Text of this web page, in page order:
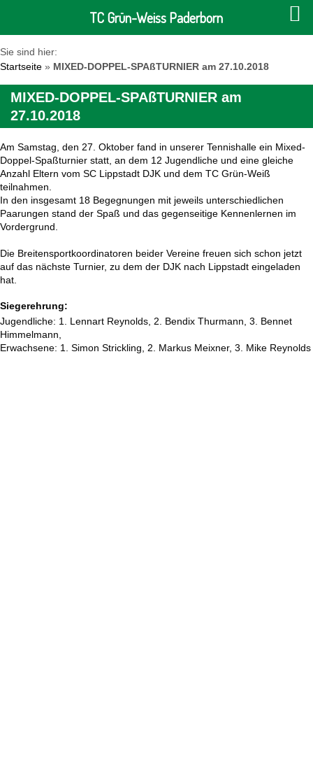
Sie sind hier:
Startseite » MIXED-DOPPEL-SPAßTURNIER am 27.10.2018
MIXED-DOPPEL-SPAßTURNIER am
27.10.2018
Am Samstag, den 27. Oktober fand in unserer Tennishalle ein Mixed-
Doppel-Spaßturnier statt, an dem 12 Jugendliche und eine gleiche
Anzahl Eltern vom SC Lippstadt DJK und dem TC Grün-Weiß
teilnahmen.
In den insgesamt 18 Begegnungen mit jeweils unterschiedlichen
Paarungen stand der Spaß und das gegenseitige Kennenlernen im
Vordergrund.
Die Breitensportkoordinatoren beider Vereine freuen sich schon jetzt
auf das nächste Turnier, zu dem der DJK nach Lippstadt eingeladen
hat.
Siegerehrung:
Jugendliche: 1. Lennart Reynolds, 2. Bendix Thurmann, 3. Bennet
Himmelmann,
Erwachsene: 1. Simon Strickling, 2. Markus Meixner, 3. Mike Reynolds
TC Grün-Weiss Paderborn